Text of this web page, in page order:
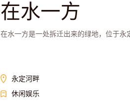
在水一方
在水一方是一处拆迁出来的绿地，位于永
永定河畔
休闲娱乐